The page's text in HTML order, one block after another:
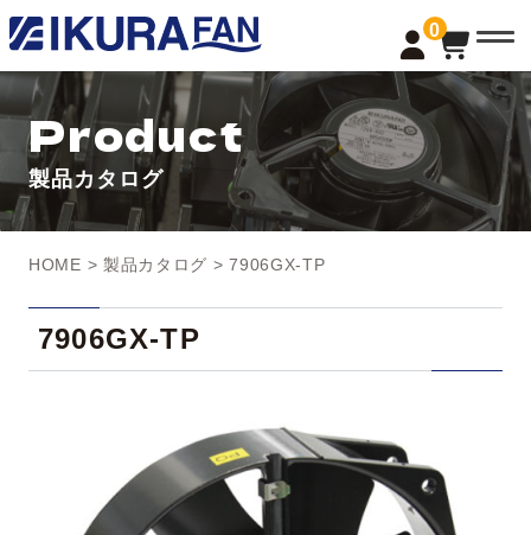
0
t
o
g
l
e
a
v
i
g
a
n
Product
製品カタログ
HOME > 製品カタログ > 7906GX-TP
7906GX-TP